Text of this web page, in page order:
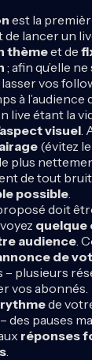
est la
lancer un
thèmeet de
; afin qu’elle
vos
à
live étant la
visuel
(évitez
plus
de tout
possible
doit
quelque
audience .
de
– plusieurs
vos abonnés.
de
des pauses
réponses